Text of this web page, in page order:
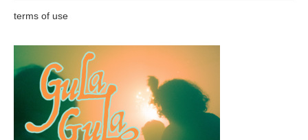
terms of use